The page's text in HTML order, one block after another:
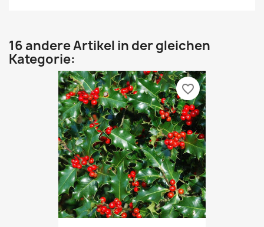
16 andere Artikel in der gleichen
Kategorie:
favorite_border